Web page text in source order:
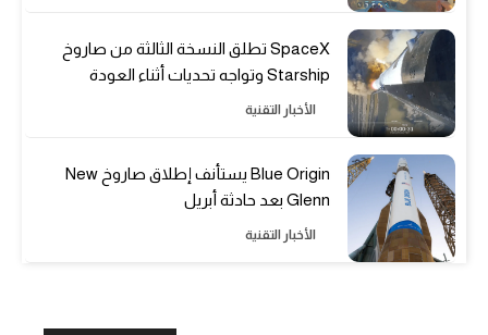
SpaceX تطلق النسخة الثالثة من صاروخ
Starship وتواجه تحديات أثناء العودة
الأخبار التقنية
Blue Origin يستأنف إطلاق صاروخ New
Glenn بعد حادثة أبريل
الأخبار التقنية